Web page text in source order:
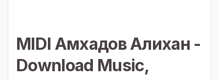
MIDI Амхадов Алихан -
Download Music,